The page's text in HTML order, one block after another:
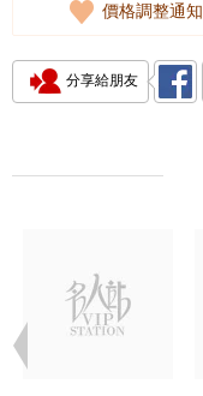
價格調整通知
分享給朋友